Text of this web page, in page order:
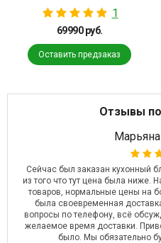
1
69990 руб.
Оставить предзаказ
Отзывы
Сейчас был заказан кухонный
из того что тут цена была ниже.
товаров, нормальные цены на
была своевременная
вопросы по телефону, всё
желаемое время доставки.
было. Мы обязательно